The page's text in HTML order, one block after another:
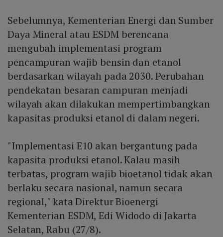
Sebelumnya, Kementerian Energi dan Sumber
Daya Mineral atau ESDM berencana
mengubah implementasi program
pencampuran wajib bensin dan etanol
berdasarkan wilayah pada 2030. Perubahan
pendekatan besaran campuran menjadi
wilayah akan dilakukan mempertimbangkan
kapasitas produksi etanol di dalam negeri.
"Implementasi E10 akan bergantung pada
kapasita produksi etanol. Kalau masih
terbatas, program wajib bioetanol tidak akan
berlaku secara nasional, namun secara
regional," kata Direktur Bioenergi
Kementerian ESDM, Edi Widodo di Jakarta
Selatan, Rabu (27/8).